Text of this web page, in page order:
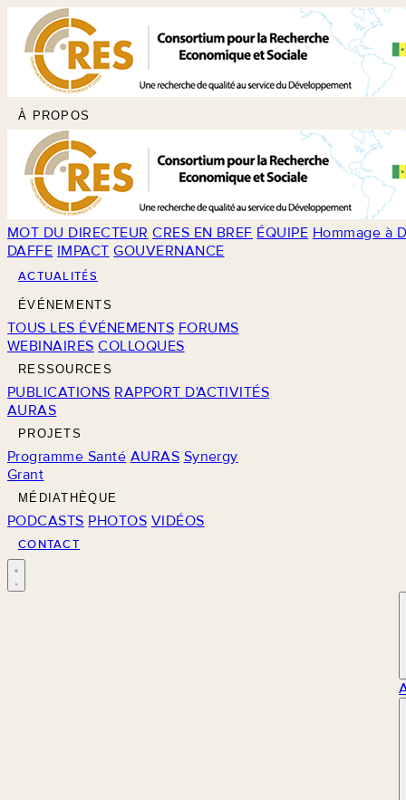
À PROPOS
MOT DU DIRECTEUR CRES EN BREF ÉQUIPE Hommage à
DAFFE IMPACT GOUVERNANCE
ACTUALITÉS
ÉVÉNEMENTS
TOUS LES ÉVÉNEMENTS FORUMS
WEBINAIRES COLLOQUES
RESSOURCES
PUBLICATIONS RAPPORT D'ACTIVITÉS
AURAS
PROJETS
Programme Santé AURAS Synergy
Grant
MÉDIATHÈQUE
PODCASTS PHOTOS VIDÉOS
CONTACT